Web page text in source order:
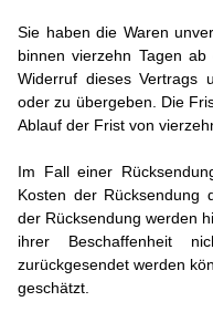
Sie haben die Waren
binnen vierzehn Tagen
Widerruf dieses Vertrags
oder zu übergeben. Die
Ablauf der Frist von
Im Fall einer
Kosten der Rücksendung
der Rücksendung werden
ihrer Beschaffenheit
zurückgesendet werden
geschätzt.